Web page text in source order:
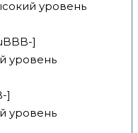
уровень
]
уровень
]
уровень